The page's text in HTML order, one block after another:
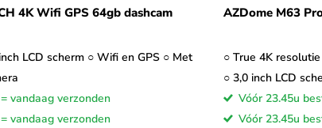
4K Wifi GPS 64gb dashcam
LCD scherm ○ Wifi en GPS ○ Met
vandaag verzonden
vandaag verzonden
AZDome M63
○ True 4K
○ 3,0 inch LCD
Vóór 23.45u
Vóór 23.45u